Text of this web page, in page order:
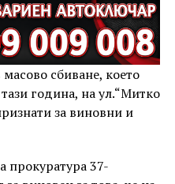
сбиване, което
година, на ул.“Митко
за виновни и
прокуратура 37-